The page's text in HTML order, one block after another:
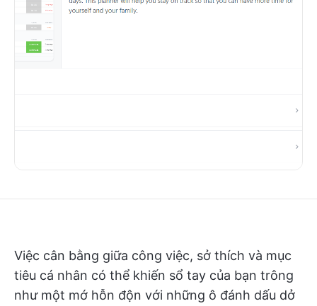
Việc cân bằng giữa công việc, sở thích và mục
tiêu cá nhân có thể khiến sổ tay của bạn trông
như một mớ hỗn độn với những ô đánh dấu dở